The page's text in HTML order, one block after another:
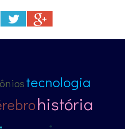
tecnologia
história